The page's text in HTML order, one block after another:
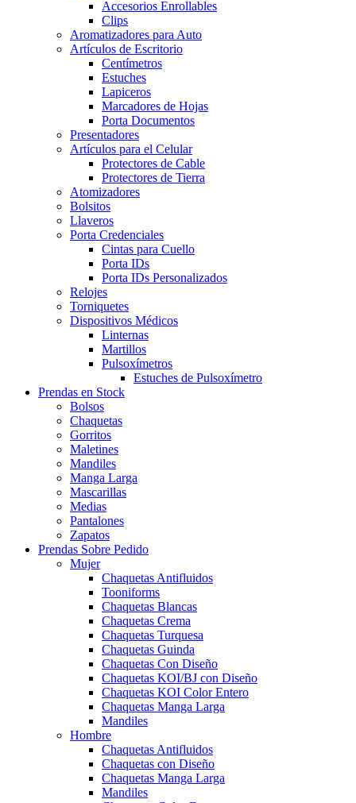
Accesorios Enrollables
Clips
Aromatizadores para Auto
Artículos de Escritorio
Centímetros
Estuches
Lapiceros
Marcadores de Hojas
Porta Documentos
Presentadores
Artículos para el Celular
Protectores de Cable
Protectores de Tierra
Atomizadores
Bolsitos
Llaveros
Porta Credenciales
Cintas para Cuello
Porta IDs
Porta IDs Personalizados
Relojes
Torniquetes
Dispositivos Médicos
Linternas
Martillos
Pulsoxímetros
Estuches de Pulsoxímetro
Prendas en Stock
Bolsos
Chaquetas
Gorritos
Maletines
Mandiles
Manga Larga
Mascarillas
Medias
Pantalones
Zapatos
Prendas Sobre Pedido
Mujer
Chaquetas Antifluidos
Tooniforms
Chaquetas Blancas
Chaquetas Crema
Chaquetas Turquesa
Chaquetas Guinda
Chaquetas Con Diseño
Chaquetas KOI/BJ con Diseño
Chaquetas KOI Color Entero
Chaquetas Manga Larga
Mandiles
Hombre
Chaquetas Antifluidos
Chaquetas con Diseño
Chaquetas Manga Larga
Mandiles